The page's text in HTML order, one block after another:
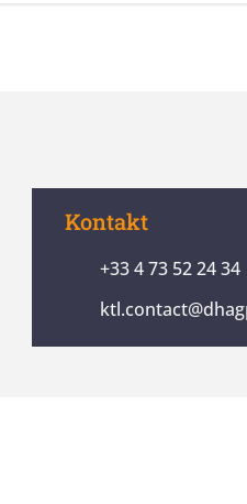
Kontakt
+33 4 73 52 24 34